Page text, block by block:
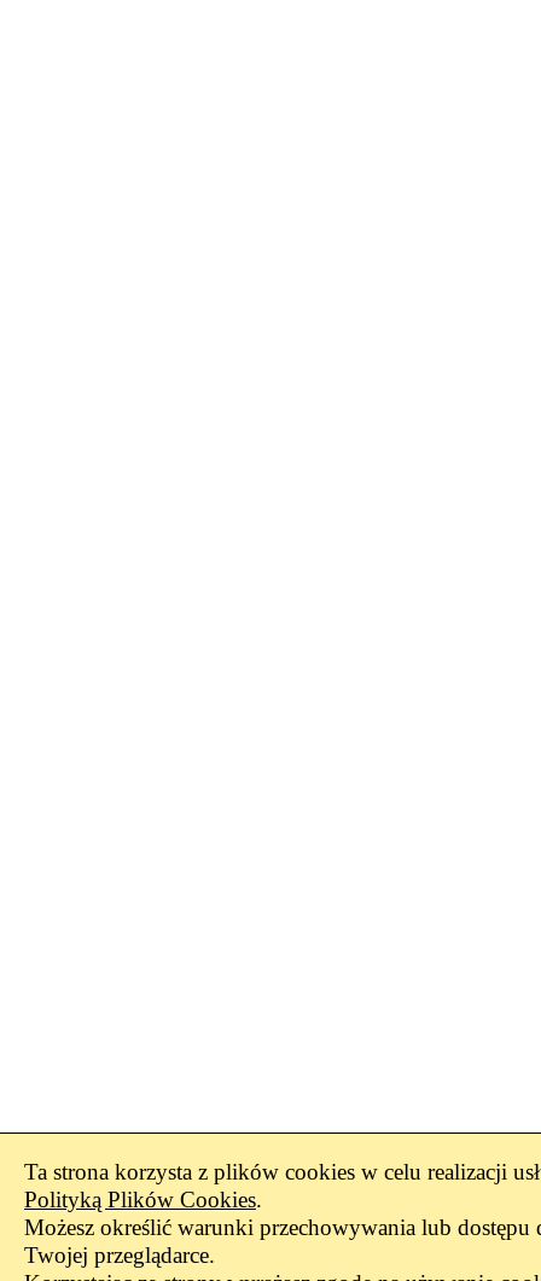
Ta strona korzysta z plików cookies w celu realizacji
Polityką Plików Cookies.
Możesz określić warunki przechowywania lub
Twojej przeglądarce.